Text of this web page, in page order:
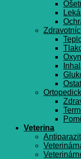
Veterina